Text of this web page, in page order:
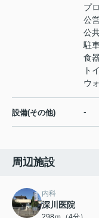
プ
公
公
駐
食
ト
ウ
設備(その他) -
周辺施設
内科
深川医院